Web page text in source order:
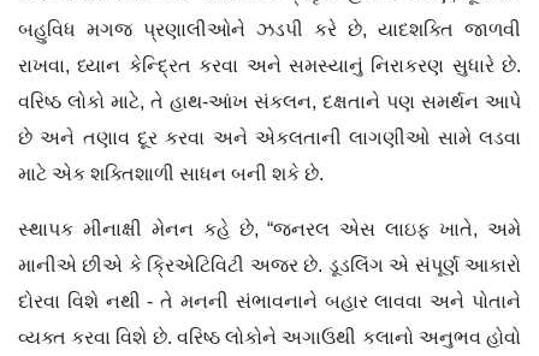
બહુવિધ મગજ પ્રણાલીઓને ઝડપી કરે છે, યાદશક્તિ જાળવી
રાખવા, ધ્યાન કેન્દ્રિત કરવા અને સમસ્યાનું નિરાકરણ સુધારે છે.
વરિષ્ઠ લોકો માટે, તે હાથ-આંખ સંકલન, દક્ષતાને પણ સમર્થન આપે
છે અને તણાવ દૂર કરવા અને એકલતાની લાગણીઓ સામે લડવા
માટે એક શક્તિશાળી સાધન બની શકે છે.
સ્થાપક મીનાક્ષી મેનન કહે છે, “જનરલ એસ લાઇફ ખાતે, અમે
માનીએ છીએ કે ક્રિએટિવિટી અજર છે. ડૂડલિંગ એ સંપૂર્ણ આકારો
દોરવા વિશે નથી - તે મનની સંભાવનાને બહાર લાવવા અને પોતાને
વ્યક્ત કરવા વિશે છે. વરિષ્ઠ લોકોને અગાઉથી કલાનો અનુભવ હોવો